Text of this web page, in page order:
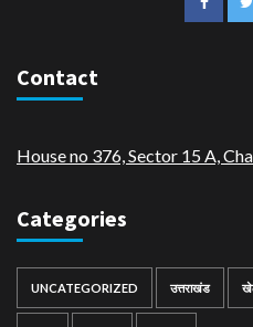
Contact
House no 376, Sector 15 A,
Categories
UNCATEGORIZED उत्तराखंड